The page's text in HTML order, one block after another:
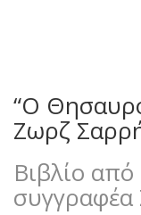
“O
Ζωρζ
Βιβλίο